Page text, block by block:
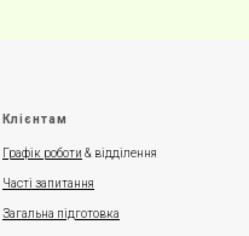
Клієнтам
Графік роботи & відділення
Часті запитання
Загальна підготовка